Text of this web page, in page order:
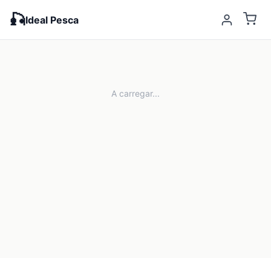
🎣Ideal Pesca
A carregar...